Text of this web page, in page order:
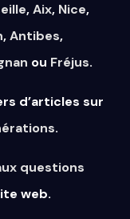
,Aix, Nice,
,Antibes,
ou Fréjus.
d’articles sur
.
questions
web.